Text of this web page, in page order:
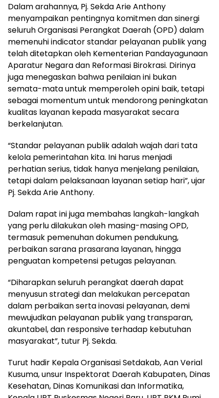
Dalam arahannya, Pj. Sekda Arie Anthony
menyampaikan pentingnya komitmen dan sinergi
seluruh Organisasi Perangkat Daerah (OPD) dalam
memenuhi indicator standar pelayanan publik yang
telah ditetapkan oleh Kementerian Pandayagunaan
Aparatur Negara dan Reformasi Birokrasi. Dirinya
juga menegaskan bahwa penilaian ini bukan
semata-mata untuk memperoleh opini baik, tetapi
sebagai momentum untuk mendorong peningkatan
kualitas layanan kepada masyarakat secara
berkelanjutan.
“Standar pelayanan publik adalah wajah dari tata
kelola pemerintahan kita. Ini harus menjadi
perhatian serius, tidak hanya menjelang penilaian,
tetapi dalam pelaksanaan layanan setiap hari”, ujar
Pj. Sekda Arie Anthony.
Dalam rapat ini juga membahas langkah-langkah
yang perlu dilakukan oleh masing-masing OPD,
termasuk pemenuhan dokumen pendukung,
perbaikan sarana prasarana layanan, hingga
penguatan kompetensi petugas pelayanan.
“Diharapkan seluruh perangkat daerah dapat
menyusun strategi dan melakukan percepatan
dalam perbaikan serta inovasi pelayanan, demi
mewujudkan pelayanan publik yang transparan,
akuntabel, dan responsive terhadap kebutuhan
masyarakat”, tutur Pj. Sekda.
Turut hadir Kepala Organisasi Setdakab, Aan Verial
Kusuma, unsur Inspektorat Daerah Kabupaten, Dinas
Kesehatan, Dinas Komunikasi dan Informatika,